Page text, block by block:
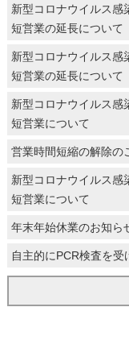
新型コロナウイルス感
短営業の延長について
新型コロナウイルス感
短営業の延長について
新型コロナウイルス感
短営業について
営業時間短縮の解除の
新型コロナウイルス感
短営業について
年末年始休業のお知ら
自主的にPCR検査を受